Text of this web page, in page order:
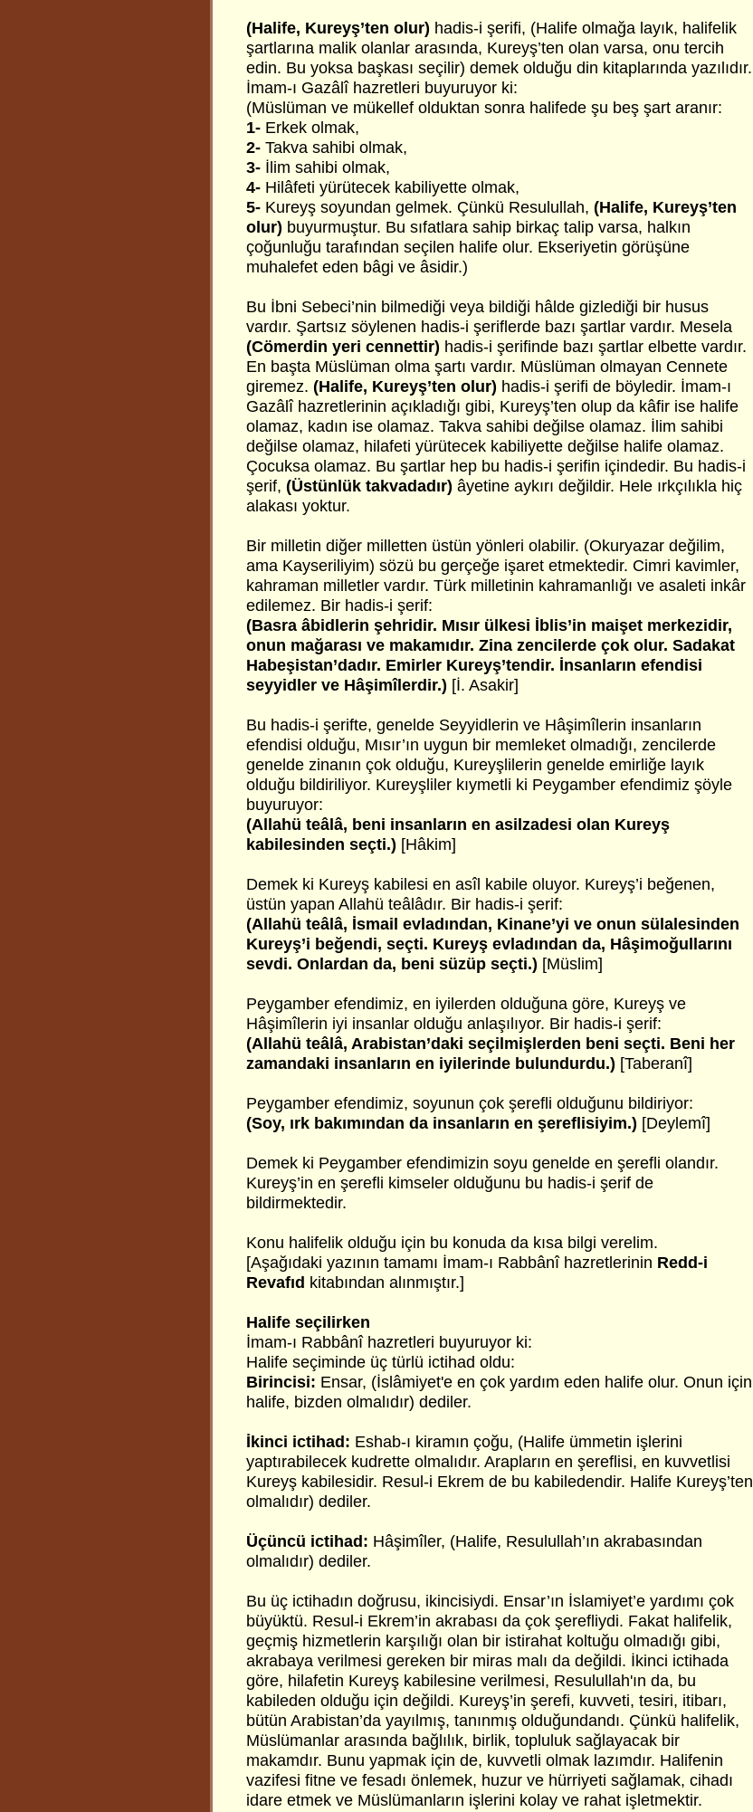
(Halife, Kureyş’ten olur) hadis-i şerifi, (Halife olmağa layık, halifelik
şartlarına malik olanlar arasında, Kureyş’ten olan varsa, onu tercih
edin. Bu yoksa başkası seçilir) demek olduğu din kitaplarında yazılıdır.
İmam-ı Gazâlî hazretleri buyuruyor ki:
(Müslüman ve mükellef olduktan sonra halifede şu beş şart aranır:
1- Erkek olmak,
2- Takva sahibi olmak,
3- İlim sahibi olmak,
4- Hilâfeti yürütecek kabiliyette olmak,
5- Kureyş soyundan gelmek. Çünkü Resulullah, (Halife, Kureyş’ten
olur) buyurmuştur. Bu sıfatlara sahip birkaç talip varsa, halkın
çoğunluğu tarafından seçilen halife olur. Ekseriyetin görüşüne
muhalefet eden bâgi ve âsidir.)
Bu İbni Sebeci’nin bilmediği veya bildiği hâlde gizlediği bir husus
vardır. Şartsız söylenen hadis-i şeriflerde bazı şartlar vardır. Mesela
(Cömerdin yeri cennettir) hadis-i şerifinde bazı şartlar elbette vardır.
En başta Müslüman olma şartı vardır. Müslüman olmayan Cennete
giremez. (Halife, Kureyş’ten olur) hadis-i şerifi de böyledir. İmam-ı
Gazâlî hazretlerinin açıkladığı gibi, Kureyş’ten olup da kâfir ise halife
olamaz, kadın ise olamaz. Takva sahibi değilse olamaz. İlim sahibi
değilse olamaz, hilafeti yürütecek kabiliyette değilse halife olamaz.
Çocuksa olamaz. Bu şartlar hep bu hadis-i şerifin içindedir. Bu hadis-i
şerif, (Üstünlük takvadadır) âyetine aykırı değildir. Hele ırkçılıkla hiç
alakası yoktur.
Bir milletin diğer milletten üstün yönleri olabilir. (Okuryazar değilim,
ama Kayseriliyim) sözü bu gerçeğe işaret etmektedir. Cimri kavimler,
kahraman milletler vardır. Türk milletinin kahramanlığı ve asaleti inkâr
edilemez. Bir hadis-i şerif:
(Basra âbidlerin şehridir. Mısır ülkesi İblis’in maişet merkezidir,
onun mağarası ve makamıdır. Zina zencilerde çok olur. Sadakat
Habeşistan’dadır. Emirler Kureyş’tendir. İnsanların efendisi
seyyidler ve Hâşimîlerdir.) [İ. Asakir]
Bu hadis-i şerifte, genelde Seyyidlerin ve Hâşimîlerin insanların
efendisi olduğu, Mısır’ın uygun bir memleket olmadığı, zencilerde
genelde zinanın çok olduğu, Kureyşlilerin genelde emirliğe layık
olduğu bildiriliyor. Kureyşliler kıymetli ki Peygamber efendimiz şöyle
buyuruyor:
(Allahü teâlâ, beni insanların en asilzadesi olan Kureyş
kabilesinden seçti.) [Hâkim]
Demek ki Kureyş kabilesi en asîl kabile oluyor. Kureyş’i beğenen,
üstün yapan Allahü teâlâdır. Bir hadis-i şerif:
(Allahü teâlâ, İsmail evladından, Kinane’yi ve onun sülalesinden
Kureyş’i beğendi, seçti. Kureyş evladından da, Hâşimoğullarını
sevdi. Onlardan da, beni süzüp seçti.) [Müslim]
Peygamber efendimiz, en iyilerden olduğuna göre, Kureyş ve
Hâşimîlerin iyi insanlar olduğu anlaşılıyor. Bir hadis-i şerif:
(Allahü teâlâ, Arabistan’daki seçilmişlerden beni seçti. Beni her
zamandaki insanların en iyilerinde bulundurdu.) [Taberanî]
Peygamber efendimiz, soyunun çok şerefli olduğunu bildiriyor:
(Soy, ırk bakımından da insanların en şereflisiyim.) [Deylemî]
Demek ki Peygamber efendimizin soyu genelde en şerefli olandır.
Kureyş’in en şerefli kimseler olduğunu bu hadis-i şerif de
bildirmektedir.
Konu halifelik olduğu için bu konuda da kısa bilgi verelim.
[Aşağıdaki yazının tamamı İmam-ı Rabbânî hazretlerinin Redd-i
Revafıd kitabından alınmıştır.]
Halife seçilirken
İmam-ı Rabbânî hazretleri buyuruyor ki:
Halife seçiminde üç türlü ictihad oldu:
Birincisi: Ensar, (İslâmiyet'e en çok yardım eden halife olur. Onun için
halife, bizden olmalıdır) dediler.
İkinci ictihad: Eshab-ı kiramın çoğu, (Halife ümmetin işlerini
yaptırabilecek kudrette olmalıdır. Arapların en şereflisi, en kuvvetlisi
Kureyş kabilesidir. Resul-i Ekrem de bu kabiledendir. Halife Kureyş’ten
olmalıdır) dediler.
Üçüncü ictihad: Hâşimîler, (Halife, Resulullah’ın akrabasından
olmalıdır) dediler.
Bu üç ictihadın doğrusu, ikincisiydi. Ensar’ın İslamiyet’e yardımı çok
büyüktü. Resul-i Ekrem’in akrabası da çok şerefliydi. Fakat halifelik,
geçmiş hizmetlerin karşılığı olan bir istirahat koltuğu olmadığı gibi,
akrabaya verilmesi gereken bir miras malı da değildi. İkinci ictihada
göre, hilafetin Kureyş kabilesine verilmesi, Resulullah'ın da, bu
kabileden olduğu için değildi. Kureyş’in şerefi, kuvveti, tesiri, itibarı,
bütün Arabistan’da yayılmış, tanınmış olduğundandı. Çünkü halifelik,
Müslümanlar arasında bağlılık, birlik, topluluk sağlayacak bir
makamdır. Bunu yapmak için de, kuvvetli olmak lazımdır. Halifenin
vazifesi fitne ve fesadı önlemek, huzur ve hürriyeti sağlamak, cihadı
idare etmek ve Müslümanların işlerini kolay ve rahat işletmektir.